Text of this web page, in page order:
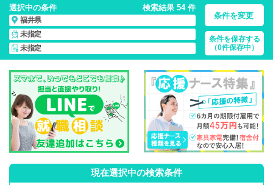
選択中の条件 検索結果 54 件
福井県
未指定
未指定
条件を変更
条件を保存する
（0件保存中）
福井県/正社員・パート・応援ナース・派遣の 看護師求人・派
遣・転職・募集一覧
現在選択中の検索条件